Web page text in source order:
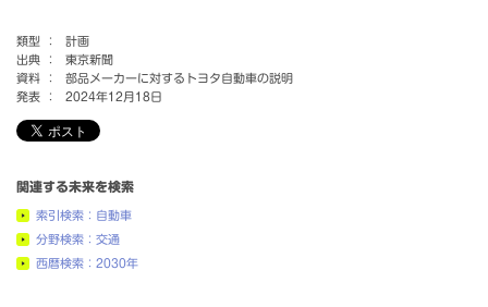
類型 ：
計画
出典 ：
東京新聞
資料 ：
部品メーカーに対するトヨタ自動車の説明
発表 ：
2024年12月18日
関連する未来を検索
索引検索：自動車
分野検索：交通
西暦検索：2030年